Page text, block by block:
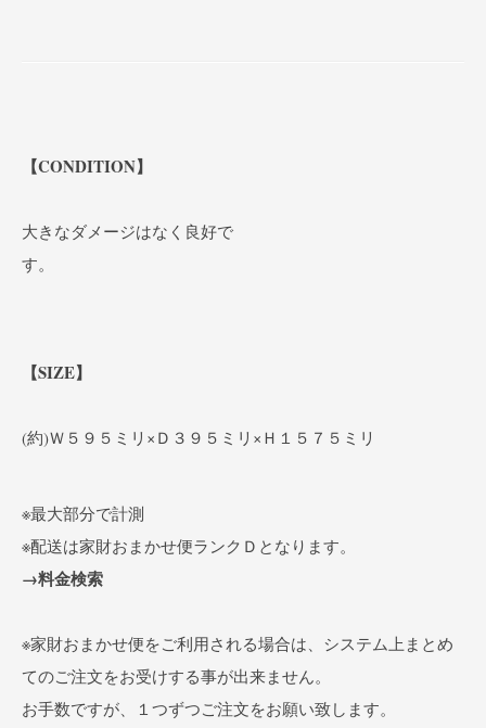
【CONDITION】
大きなダメージはなく良好で
【SIZE】
(約)Ｗ５９５ミリ×Ｄ３９５ミリ×Ｈ１５７５ミリ
※最大部分で計測
※配送は家財おまかせ便ランクＤとなります。
→料金検索
※家財おまかせ便をご利用される場合は、システム上まとめ
てのご注文をお受けする事が出来ません。
お手数ですが、１つずつご注文をお願い致します。